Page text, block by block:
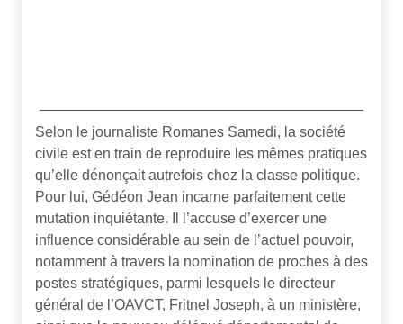
Selon le journaliste Romanes Samedi, la société
civile est en train de reproduire les mêmes pratiques
qu’elle dénonçait autrefois chez la classe politique.
Pour lui, Gédéon Jean incarne parfaitement cette
mutation inquiétante. Il l’accuse d’exercer une
influence considérable au sein de l’actuel pouvoir,
notamment à travers la nomination de proches à des
postes stratégiques, parmi lesquels le directeur
général de l’OAVCT, Fritnel Joseph, à un ministère,